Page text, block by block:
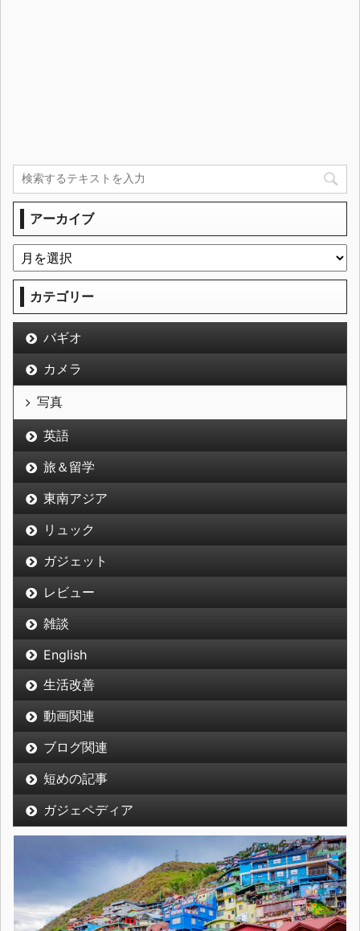
アーカイブ
カテゴリー
バギオ
カメラ
写真
英語
旅＆留学
東南アジア
リュック
ガジェット
レビュー
雑談
English
生活改善
動画関連
ブログ関連
短めの記事
ガジェペディア